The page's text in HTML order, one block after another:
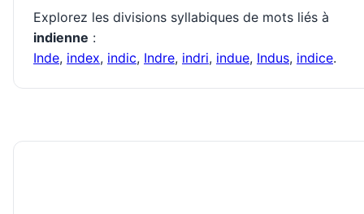
Explorez les divisions syllabiques de mots liés à
indienne :
Inde, index, indic, Indre, indri, indue, Indus, indice.